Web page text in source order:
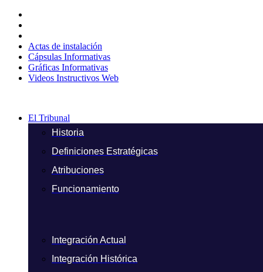
contenido
Actas de instalación
Cápsulas Informativas
Gráficas Informativas
Videos Instructivos Web
El Tribunal
Historia
Definiciones Estratégicas
Atribuciones
Funcionamiento
Integración Actual
Integración Histórica